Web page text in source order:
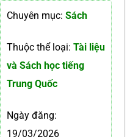
Chuyên mục: Sách
Thuộc thể loại: Tài liệu
và Sách học tiếng
Trung Quốc
Ngày đăng:
19/03/2026